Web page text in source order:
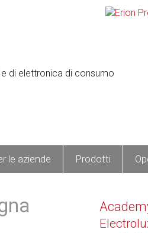
le aziende Prodotti